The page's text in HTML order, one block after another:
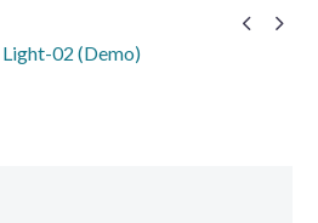
 
Light-02 (Demo)